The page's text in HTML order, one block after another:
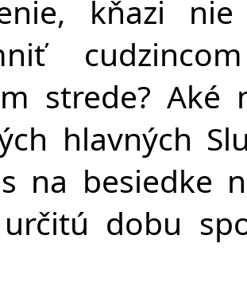
kňazi
strede?
hlavných
na besiedke
dobu